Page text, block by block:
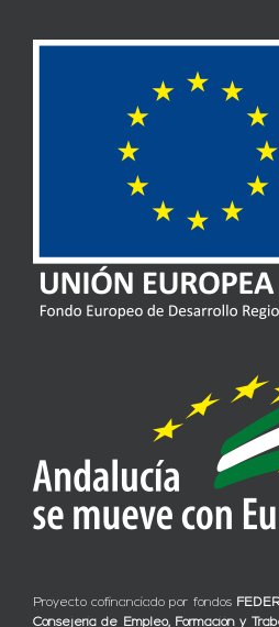
Proyecto cofinanciado por fondos FEDER
Consejería de Empleo, Formación y